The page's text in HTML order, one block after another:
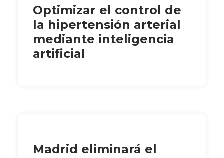
Optimizar el control de
la hipertensión arterial
mediante inteligencia
artificial
Madrid eliminará el